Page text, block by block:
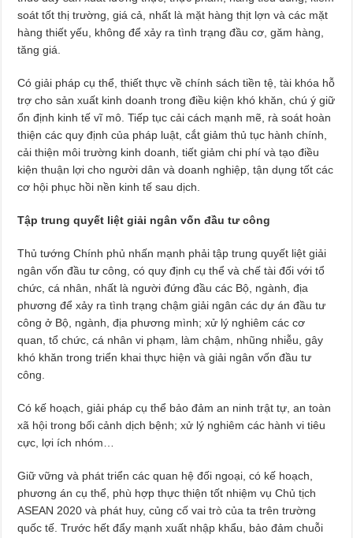
soát tốt thị trường, giá cả, nhất là mặt hàng thịt lợn và các mặt
hàng thiết yếu, không để xảy ra tình trạng đầu cơ, găm hàng,
tăng giá.
Có giải pháp cụ thể, thiết thực về chính sách tiền tệ, tài khóa hỗ
trợ cho sản xuất kinh doanh trong điều kiện khó khăn, chú ý giữ
ổn định kinh tế vĩ mô. Tiếp tục cải cách mạnh mẽ, rà soát hoàn
thiện các quy định của pháp luật, cắt giảm thủ tục hành chính,
cải thiện môi trường kinh doanh, tiết giảm chi phí và tạo điều
kiện thuận lợi cho người dân và doanh nghiệp, tận dụng tốt các
cơ hội phục hồi nền kinh tế sau dịch.
Tập trung quyết liệt giải ngân vốn đầu tư công
Thủ tướng Chính phủ nhấn mạnh phải tập trung quyết liệt giải
ngân vốn đầu tư công, có quy định cụ thể và chế tài đối với tổ
chức, cá nhân, nhất là người đứng đầu các Bộ, ngành, địa
phương để xảy ra tình trạng chậm giải ngân các dự án đầu tư
công ở Bộ, ngành, địa phương mình; xử lý nghiêm các cơ
quan, tổ chức, cá nhân vi phạm, làm chậm, nhũng nhiễu, gây
khó khăn trong triển khai thực hiện và giải ngân vốn đầu tư
công.
Có kế hoạch, giải pháp cụ thể bảo đảm an ninh trật tự, an toàn
xã hội trong bối cảnh dịch bệnh; xử lý nghiêm các hành vi tiêu
cực, lợi ích nhóm…
Giữ vững và phát triển các quan hệ đối ngoại, có kế hoạch,
phương án cụ thể, phù hợp thực thiện tốt nhiệm vụ Chủ tịch
ASEAN 2020 và phát huy, củng cố vai trò của ta trên trường
quốc tế. Trước hết đẩy mạnh xuất nhập khẩu, bảo đảm chuỗi